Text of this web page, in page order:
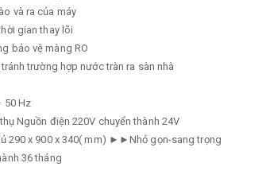
và ra của máy
gian thay lõi
bảo vệ màng RO
trường hợp nước tràn ra sàn nhà
50 Hz
Nguồn điện 220V chuyển thành 24V
290 x 900 x 340( mm) ►►Nhỏ gọn-sang trọng
36 tháng